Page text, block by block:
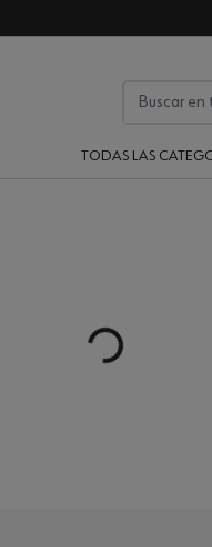
TODAS LAS
Loading...